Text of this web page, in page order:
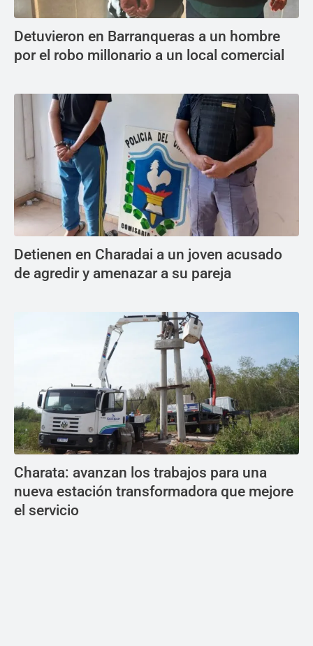
Detuvieron en Barranqueras a un hombre
por el robo millonario a un local comercial
Detienen en Charadai a un joven acusado
de agredir y amenazar a su pareja
Charata: avanzan los trabajos para una
nueva estación transformadora que mejore
el servicio